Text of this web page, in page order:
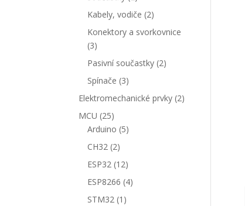
produkty
Kabely, vodiče 22
produkty
Konektory a svorkovnice
33
produkty
Pasivní součastky 22
Spínače 33
produkty
Elektromechanické prvky 22
MCU 2525
produktů
Arduino 55
CH32 22
produkty
ESP32 1212
produktů
ESP8266 44
STM32 1 1